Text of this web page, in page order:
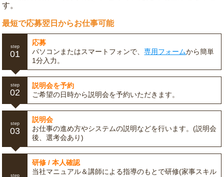
す。
最短で応募翌日からお仕事可能
step
01
応募
パソコンまたはスマートフォンで、専用フォームから簡単
1分入力。
step
02
説明会を予約
ご希望の日時から説明会を予約いただきます。
step
03
説明会
お仕事の進め方やシステムの説明などを行います。(説明会
後、選考会あり)
step
研修 / 本人確認
当社マニュアル＆講師による指導のもとで研修(家事スキル